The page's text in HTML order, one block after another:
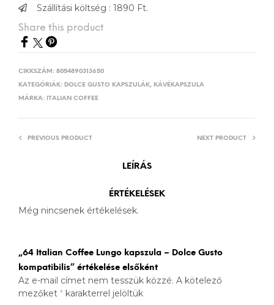
Szállítási költség : 1890 Ft.
Share this product
CIKKSZÁM: 8054890313650
KATEGÓRIÁK: DOLCE GUSTO KAPSZULÁK, KÁVÉKAPSZULA
MÁRKA: ITALIAN COFFEE
PREVIOUS PRODUCT NEXT PRODUCT
LEÍRÁS
ÉRTÉKELÉSEK
Még nincsenek értékelések.
„64 Italian Coffee Lungo kapszula – Dolce Gusto
kompatibilis” értékelése elsőként
Az e-mail címet nem tesszük közzé. A kötelező
mezőket * karakterrel jelöltük